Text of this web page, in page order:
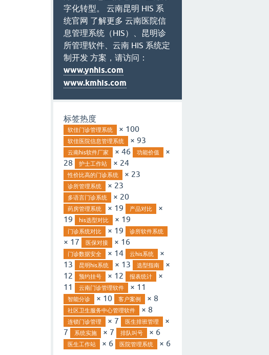
字化转型。 云南昆明 HIS 系
统官网 了解更多 云南医院信
息管理系统（HIS）、昆明诊
所管理软件、云南 HIS 系统定
制开发 方案，请访问：
www.ynhis.com
www.kmhis.com
标签热度
软佳门诊管理系统 × 100
软佳医院信息管理系统 × 93
云南his软件厂家 × 46 功能价值
×
28
护士工作站 × 24
性价比高的门诊系统 × 23
诊所管理系统 × 23
多语言门诊系统 × 20
药房管理系统 × 19 产品对比
×
19
his选型对比 × 19
门诊系统对比 × 19 诊所软件系统
× 17 医保对接 × 16
门诊数据安全 × 14 云his系统
×
13
昆明his系统 × 13 选型指南
×
12
预约挂号 × 12 报表统计
×
11
云南门诊管理软件 × 11
智能分诊 × 10 客户案例 × 8
社区卫生服务中心管理软件 × 8
连锁门诊管理 × 7 医生排班管理
×
7
系统实施 × 7 排队叫号 × 6
医生工作站 × 6 医院管理系统 × 6